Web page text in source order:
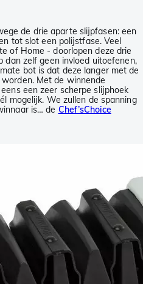
de drie aparte slijpfasen: een
tot slot een polijstfase. Veel
of Home - doorlopen deze drie
dan zelf geen invloed uitoefenen,
bot is dat deze langer met de
Met de winnende
een zeer scherpe slijphoek
mogelijk. We zullen de spanning
is… de Chef’sChoice